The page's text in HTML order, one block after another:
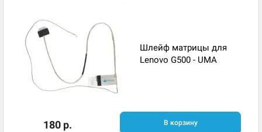
Шлейф матрицы для
Lenovo G500 - UMA
180 р. В корзину